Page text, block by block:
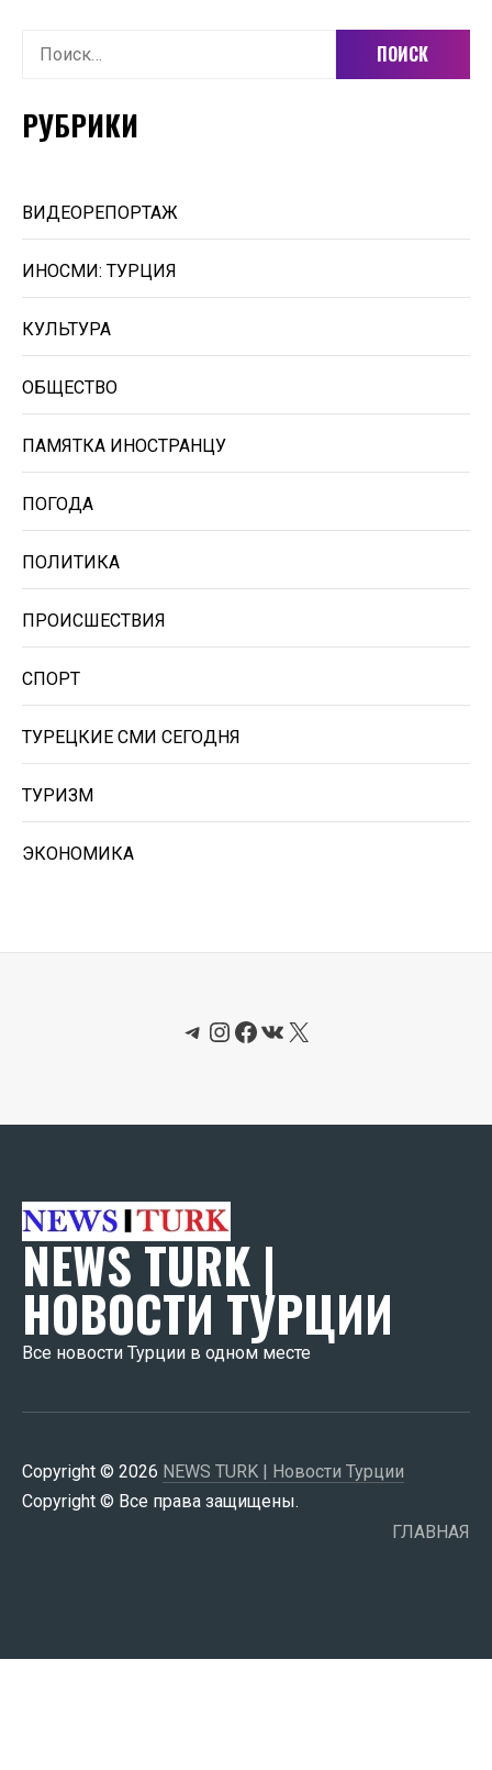
Найти:
РУБРИКИ
ВИДЕОРЕПОРТАЖ
ИНОСМИ: ТУРЦИЯ
КУЛЬТУРА
ОБЩЕСТВО
ПАМЯТКА ИНОСТРАНЦУ
ПОГОДА
ПОЛИТИКА
ПРОИСШЕСТВИЯ
СПОРТ
ТУРЕЦКИЕ СМИ СЕГОДНЯ
ТУРИЗМ
ЭКОНОМИКА
Telegram
Instagram
Facebook
ВКонтакте
X
NEWS TURK |
НОВОСТИ ТУРЦИИ
Все новости Турции в одном месте
Copyright © 2026 NEWS TURK | Новости Турции
Copyright © Все права защищены.
ГЛАВНАЯ